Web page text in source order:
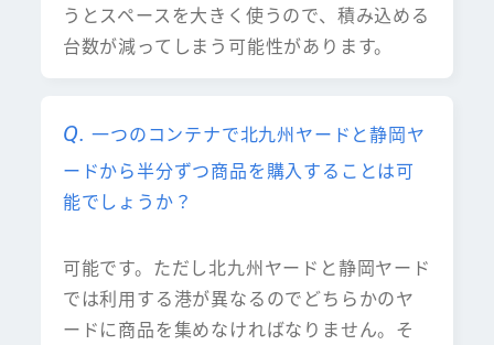
うとスペースを大きく使うので、積み込める
台数が減ってしまう可能性があります。
一つのコンテナで北九州ヤードと静岡ヤ
ードから半分ずつ商品を購入することは可
能でしょうか？
可能です。ただし北九州ヤードと静岡ヤード
では利用する港が異なるのでどちらかのヤ
ードに商品を集めなければなりません。そ